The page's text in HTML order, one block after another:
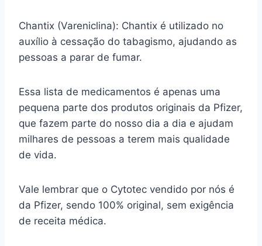
Chantix (Vareniclina): Chantix é utilizado no
auxílio à cessação do tabagismo, ajudando as
pessoas a parar de fumar.
Essa lista de medicamentos é apenas uma
pequena parte dos produtos originais da Pfizer,
que fazem parte do nosso dia a dia e ajudam
milhares de pessoas a terem mais qualidade
de vida.
Vale lembrar que o Cytotec vendido por nós é
da Pfizer, sendo 100% original, sem exigência
de receita médica.